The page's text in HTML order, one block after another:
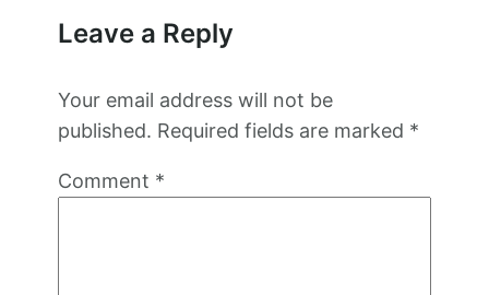
Leave a Reply
Your email address will not be
published. Required fields are marked *
Comment *